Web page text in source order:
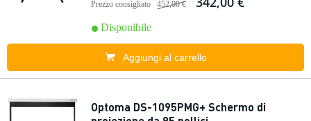
Prezzo consigliato 452,00 €
Disponibile
Aggiungi al carrello
Optoma DS-1095PMG+ Schermo di